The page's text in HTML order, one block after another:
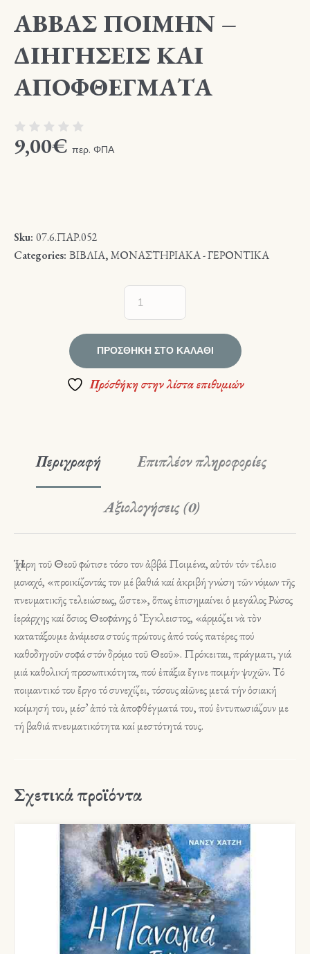
ΑΒΒΑΣ ΠΟΙΜΗΝ –
ΔΙΗΓΗΣΕΙΣ ΚΑΙ
ΑΠΟΦΘΕΓΜΑΤΑ
9,00€ περ. ΦΠΑ
Sku: 07.6.ΠΑΡ.052
Categories: ΒΙΒΛΙΑ,ΜΟΝΑΣΤΗΡΙΑΚΑ - ΓΕΡΟΝΤΙΚΑ
ΠΡΟΣΘΉΚΗ ΣΤΟ ΚΑΛΆΘΙ
Πρόσθήκη στην λίστα επιθυμιών
Περιγραφή Επιπλέον πληροφορίες
Αξιολογήσεις (0)
Ἡ χάρη τοῦ Θεοῦ φώτισε τόσο τον ἀββά Ποιμένα, αὐτόν τόν τέλειο
μοναχό, «προικίζοντάς τον μέ βαθιά καί ἀκριβή γνώση τῶν νόμων τῆς
πνευματικῆς τελειώσεως, ὥστε», ὅπως ἐπισημαίνει ὁ μεγάλος Ρώσος
ἱεράρχης καί ὅσιος Θεοφάνης ὁ Ἔγκλειστος, «άρμόζει νὰ τὸν
κατατάξουμε ἀνάμεσα στούς πρώτους ἀπό τούς πατέρες πού
καθοδηγοῦν σοφά στόν δρόμο τοῦ Θεοῦ». Πρόκειται, πράγματι, γιά
μιά καθολική προσωπικότητα, πού ἐπάξια ἔγινε ποιμήν ψυχῶν. Τό
ποιμαντικό του ἔργο τό συνεχίζει, τόσους αἰῶνες μετά τήν ὁσιακή
κοίμησή του, μέσ᾽ ἀπό τὰ ἀποφθέγματά του, πού ἐντυπωσιάζουν με
τή βαθιά πνευματικότητα καί μεστότητά τους.
Σχετικά προϊόντα